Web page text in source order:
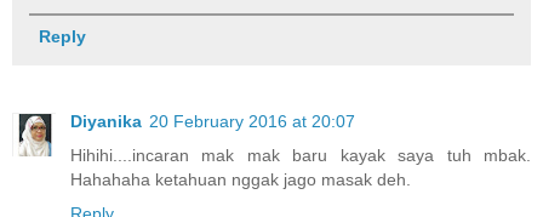
Reply
Diyanika 20 February 2016 at 20:07
Hihihi....incaran mak mak baru kayak saya tuh mbak.
Hahahaha ketahuan nggak jago masak deh.